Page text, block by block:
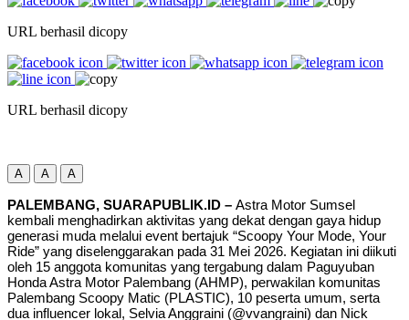
URL berhasil dicopy
URL berhasil dicopy
A A A
PALEMBANG, SUARAPUBLIK.ID – Astra Motor Sumsel
kembali menghadirkan aktivitas yang dekat dengan gaya hidup
generasi muda melalui event bertajuk “Scoopy Your Mode, Your
Ride” yang diselenggarakan pada 31 Mei 2026. Kegiatan ini diikuti
oleh 15 anggota komunitas yang tergabung dalam Paguyuban
Honda Astra Motor Palembang (AHMP), perwakilan komunitas
Palembang Scoopy Matic (PLASTIC), 10 peserta umum, serta
dua influencer lokal, Selvia Anggraini (@vvangraini) dan Nick